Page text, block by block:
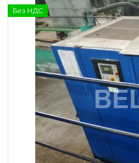
Без НДС